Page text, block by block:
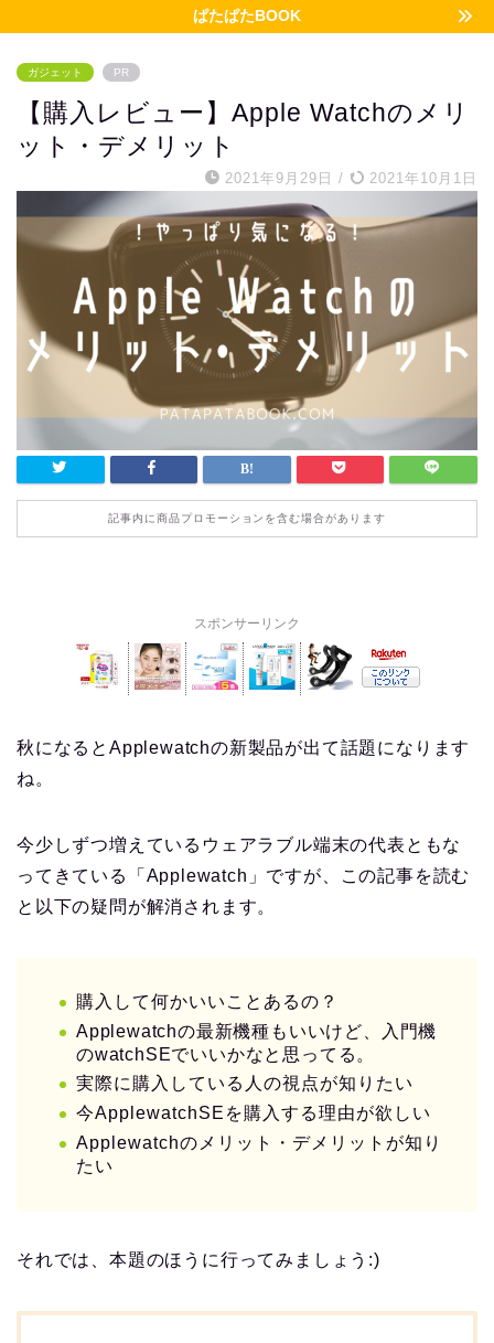
ぱたぱたBOOK
ガジェット PR
【購入レビュー】Apple Watchのメリ
ット・デメリット
2021年9月29日 / 2021年10月1日
記事内に商品プロモーションを含む場合があります
スポンサーリンク
秋になるとApplewatchの新製品が出て話題になります
ね。
今少しずつ増えているウェアラブル端末の代表ともな
ってきている「Applewatch」ですが、この記事を読む
と以下の疑問が解消されます。
購入して何かいいことあるの？
Applewatchの最新機種もいいけど、入門機
のwatchSEでいいかなと思ってる。
実際に購入している人の視点が知りたい
今ApplewatchSEを購入する理由が欲しい
Applewatchのメリット・デメリットが知り
たい
それでは、本題のほうに行ってみましょう:)